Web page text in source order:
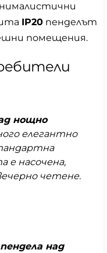
IP20 пенделът
помещения.
нощно
елегантно
е насочена,
четене.
над